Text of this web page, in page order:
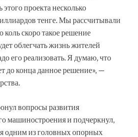
проекта несколько
тенге. Мы рассчитывали
скоро такое решение
облегчать жизнь жителей
его реализовать. Я думаю, что
до конца данное решение», —
вопросы развития
машиностроения и подчеркнул,
одним из головных опорных